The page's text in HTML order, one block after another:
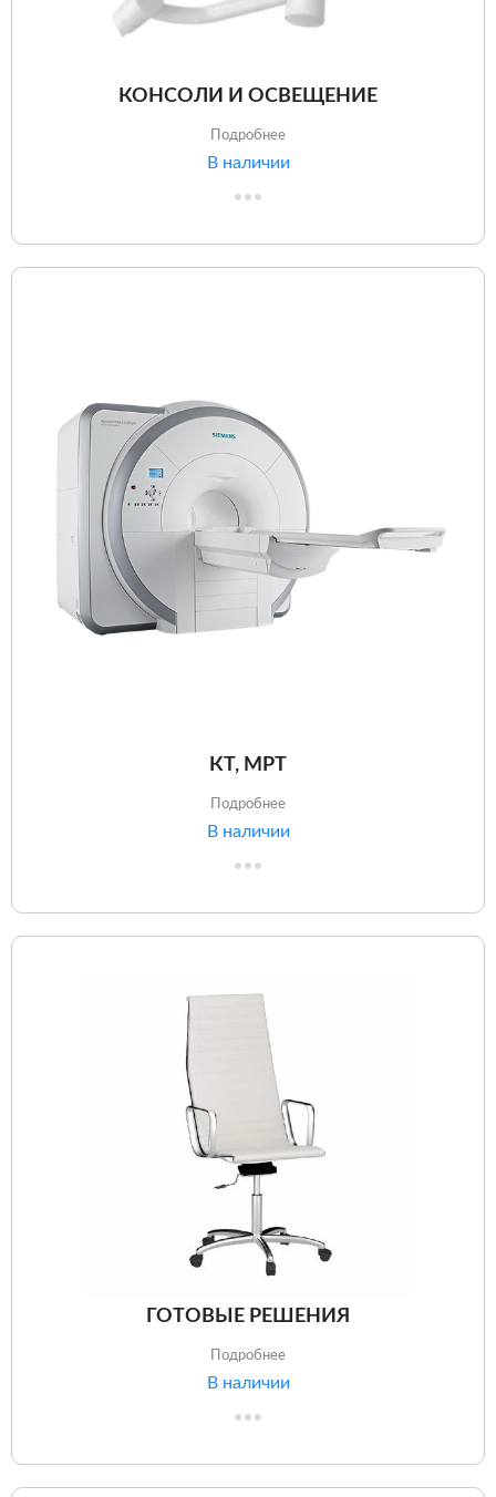
КОНСОЛИ И ОСВЕЩЕНИЕ
Подробнее
В наличии
КТ, МРТ
Подробнее
В наличии
ГОТОВЫЕ РЕШЕНИЯ
Подробнее
В наличии